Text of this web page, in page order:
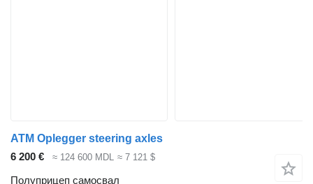
ATM Oplegger steering axles
6 200 €
≈ 124 600 MDL ≈ 7 121 $
Полуприцеп самосвал